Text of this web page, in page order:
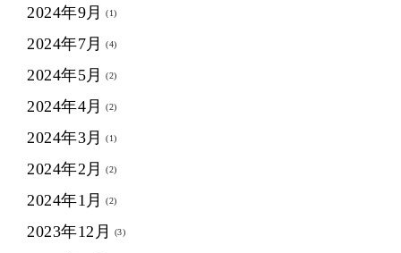
2024年9月 (1)
2024年7月 (4)
2024年5月 (2)
2024年4月 (2)
2024年3月 (1)
2024年2月 (2)
2024年1月 (2)
2023年12月 (3)